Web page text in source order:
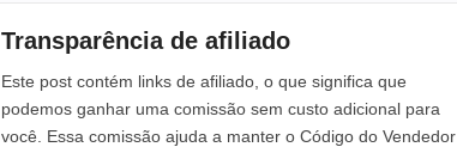
Transparência de afiliado
Este post contém links de afiliado, o que significa que
podemos ganhar uma comissão sem custo adicional para
você. Essa comissão ajuda a manter o Código do Vendedor